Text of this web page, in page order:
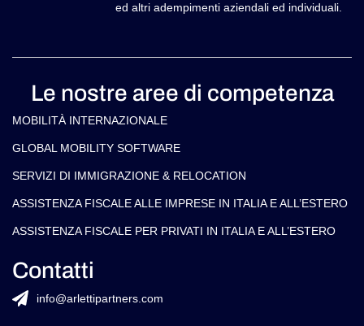
ed altri adempimenti aziendali ed individuali.
Le nostre aree di competenza
MOBILITÀ INTERNAZIONALE
GLOBAL MOBILITY SOFTWARE​
SERVIZI DI IMMIGRAZIONE & RELOCATION
ASSISTENZA FISCALE ALLE IMPRESE IN ITALIA E ALL’ESTERO
ASSISTENZA FISCALE PER PRIVATI IN ITALIA E ALL’ESTERO
Contatti
info@arlettipartners.com